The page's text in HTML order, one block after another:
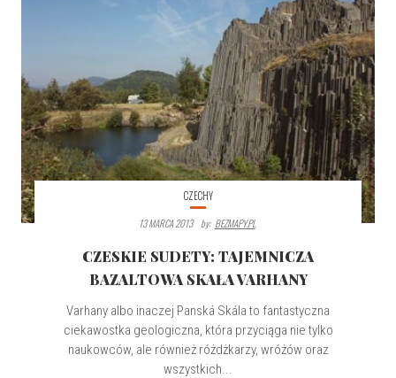
CZECHY
13 MARCA 2013
By: BEZMAPY.PL
CZESKIE SUDETY: TAJEMNICZA
BAZALTOWA SKAŁA VARHANY
Varhany albo inaczej Panská Skála to fantastyczna
ciekawostka geologiczna, która przyciąga nie tylko
naukowców, ale również różdżkarzy, wróżów oraz
wszystkich...